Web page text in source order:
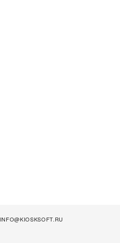
INFO@KIOSKSOFT.RU